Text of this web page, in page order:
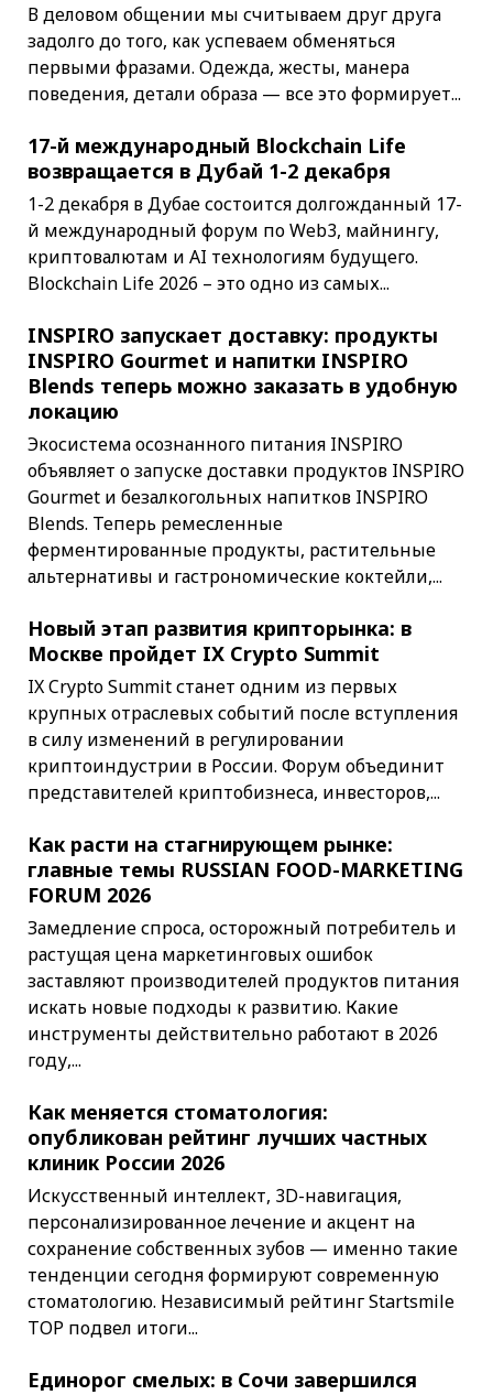
В деловом общении мы считываем друг друга
задолго до того, как успеваем обменяться
первыми фразами. Одежда, жесты, манера
поведения, детали образа — все это формирует...
17-й международный Blockchain Life
возвращается в Дубай 1-2 декабря
1-2 декабря в Дубае состоится долгожданный 17-
й международный форум по Web3, майнингу,
криптовалютам и AI технологиям будущего.
Blockchain Life 2026 – это одно из самых...
INSPIRO запускает доставку: продукты
INSPIRO Gourmet и напитки INSPIRO
Blends теперь можно заказать в удобную
локацию
Экосистема осознанного питания INSPIRO
объявляет о запуске доставки продуктов INSPIRO
Gourmet и безалкогольных напитков INSPIRO
Blends. Теперь ремесленные
ферментированные продукты, растительные
альтернативы и гастрономические коктейли,...
Новый этап развития крипторынка: в
Москве пройдет IX Crypto Summit
IX Crypto Summit станет одним из первых
крупных отраслевых событий после вступления
в силу изменений в регулировании
криптоиндустрии в России. Форум объединит
представителей криптобизнеса, инвесторов,...
Как расти на стагнирующем рынке:
главные темы RUSSIAN FOOD-MARKETING
FORUM 2026
Замедление спроса, осторожный потребитель и
растущая цена маркетинговых ошибок
заставляют производителей продуктов питания
искать новые подходы к развитию. Какие
инструменты действительно работают в 2026
году,...
Как меняется стоматология:
опубликован рейтинг лучших частных
клиник России 2026
Искусственный интеллект, 3D-навигация,
персонализированное лечение и акцент на
сохранение собственных зубов — именно такие
тенденции сегодня формируют современную
стоматологию. Независимый рейтинг Startsmile
TOP подвел итоги...
Единорог смелых: в Сочи завершился